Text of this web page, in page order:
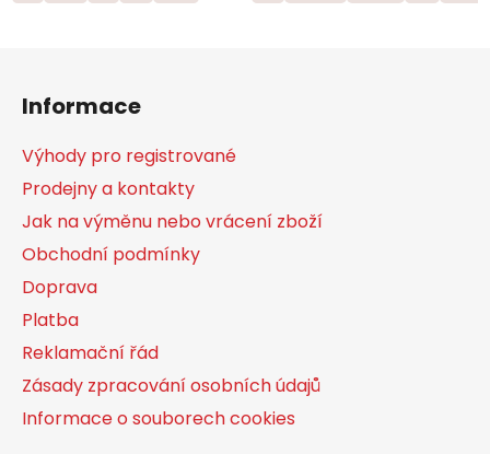
Informace
Výhody pro registrované
Prodejny a kontakty
Jak na výměnu nebo vrácení zboží
Obchodní podmínky
Doprava
Platba
Reklamační řád
Zásady zpracování osobních údajů
Informace o souborech cookies